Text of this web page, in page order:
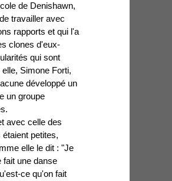
de Denishawn,
travailler avec
rapports et qui l'a
clones d'eux-
qui sont
Simone Forti,
développé un
un groupe
avec celle des
petites,
elle le dit : "Je
fait une danse
ce qu'on fait